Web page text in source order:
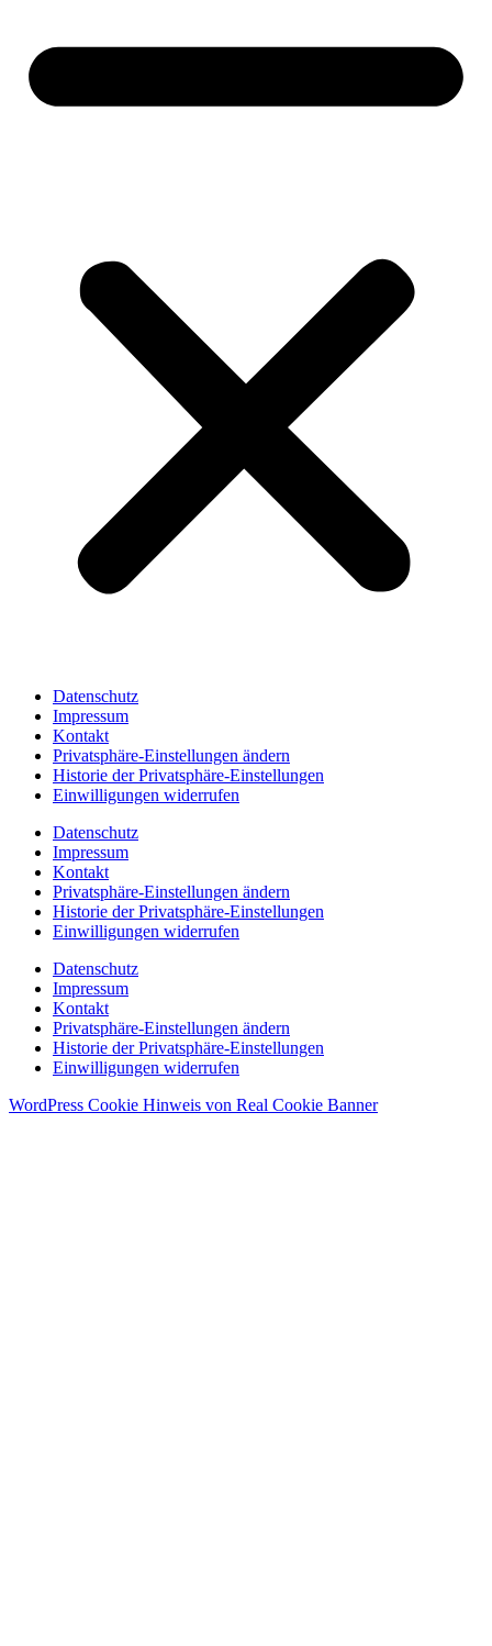
Datenschutz
Impressum
Kontakt
Privatsphäre-Einstellungen ändern
Historie der Privatsphäre-Einstellungen
Einwilligungen widerrufen
Datenschutz
Impressum
Kontakt
Privatsphäre-Einstellungen ändern
Historie der Privatsphäre-Einstellungen
Einwilligungen widerrufen
Datenschutz
Impressum
Kontakt
Privatsphäre-Einstellungen ändern
Historie der Privatsphäre-Einstellungen
Einwilligungen widerrufen
WordPress Cookie Hinweis von Real Cookie Banner